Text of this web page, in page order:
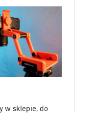
w sklepie, do